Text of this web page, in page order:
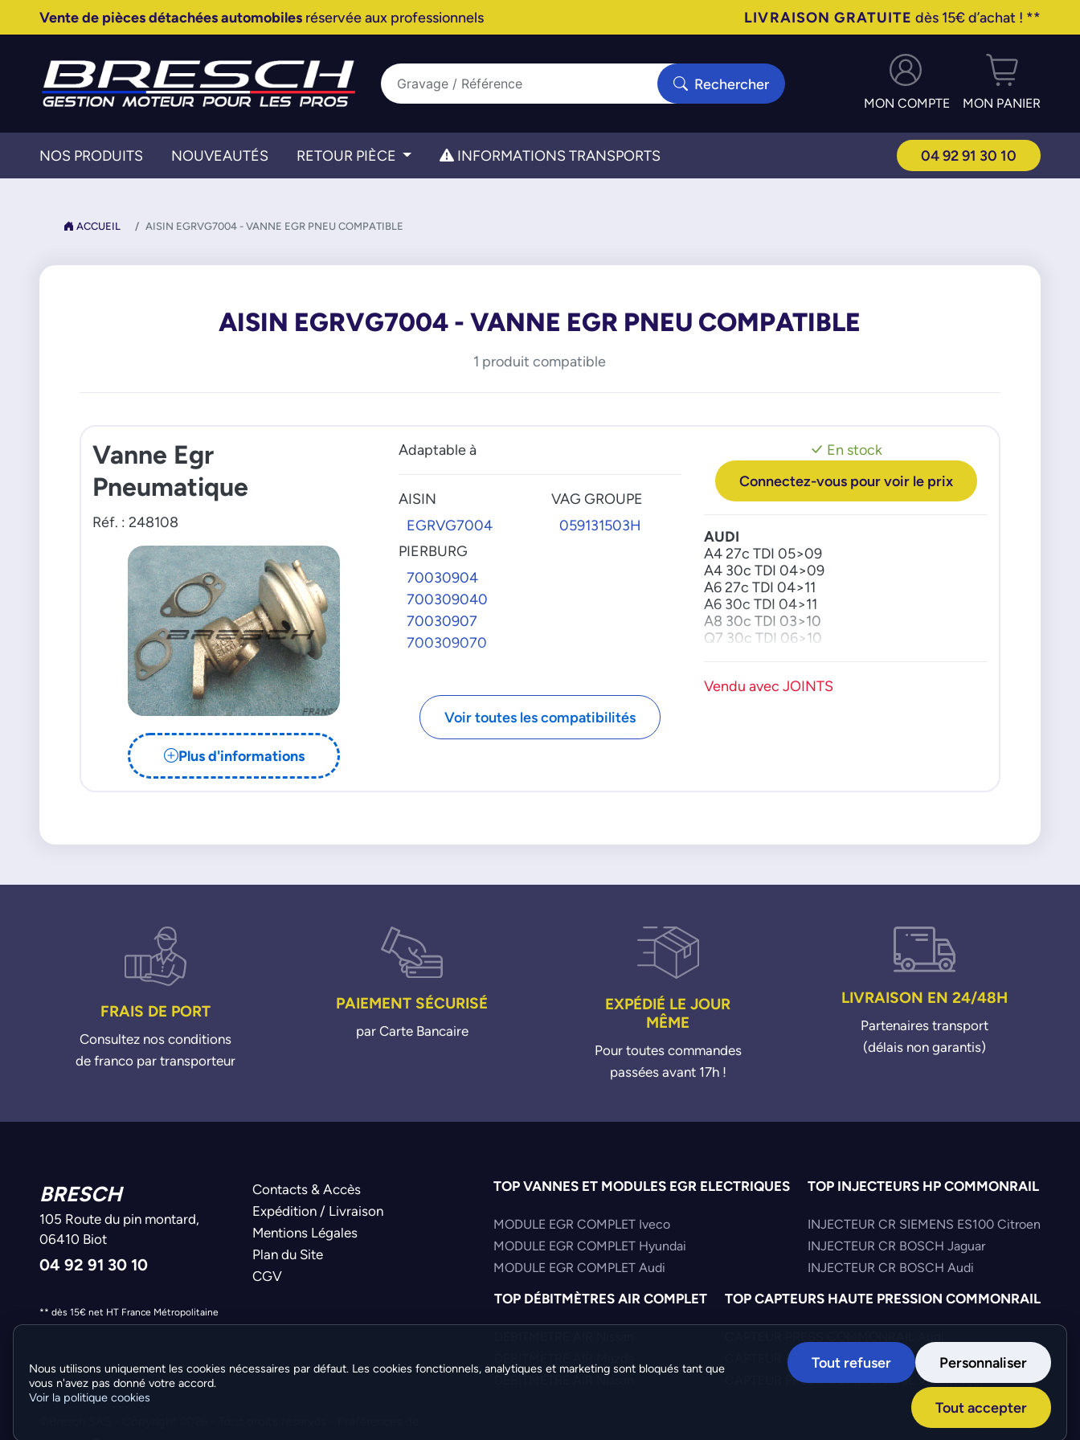
Vente de pièces détachées automobilesréservée aux professionnels LIVRAISON GRATUITE dès 15€ d’achat ! **
Rechercher
MON COMPTE MON PANIER
NOS PRODUITS NOUVEAUTÉS RETOUR PIÈCE INFORMATIONS TRANSPORTS 04 92 91 30 10
ACCUEIL AISIN EGRVG7004 - VANNE EGR PNEU COMPATIBLE
AISIN EGRVG7004 - VANNE EGR PNEU COMPATIBLE
1 produit compatible
Vanne Egr
Pneumatique
Réf. : 248108
Plus d'informations
Adaptable à
AISIN
EGRVG7004
PIERBURG
70030904
700309040
70030907
700309070
VAG GROUPE
059131503H
Voir toutes les compatibilités
En stock
Connectez-vous pour voir le prix
AUDI
A4 27c TDI 05>09
A4 30c TDI 04>09
A6 27c TDI 04>11
A6 30c TDI 04>11
A8 30c TDI 03>10
Q7 30c TDI 06>10
Phaeton 30c V6 TDI 04>
Vendu avec JOINTS
FRAIS DE PORT
Consultez nos conditions
de franco par transporteur
PAIEMENT SÉCURISÉ
par Carte Bancaire
EXPÉDIÉ LE JOUR
MÊME
Pour toutes commandes
passées avant 17h !
LIVRAISON EN 24/48H
Partenaires transport
(délais non garantis)
BRESCH
105 Route du pin montard,
06410 Biot
04 92 91 30 10
Contacts & Accès
Expédition / Livraison
Mentions Légales
Plan du Site
CGV
** dès 15€ net HT France Métropolitaine
TOP VANNES ET MODULES EGR ELECTRIQUES
MODULE EGR COMPLET Iveco
MODULE EGR COMPLET Hyundai
MODULE EGR COMPLET Audi
TOP INJECTEURS HP COMMONRAIL
INJECTEUR CR SIEMENS ES100 Citroen
INJECTEUR CR BOSCH Jaguar
INJECTEUR CR BOSCH Audi
TOP DÉBITMÈTRES AIR COMPLET
DEBITMETRE AIR Nissan
TOP CAPTEURS HAUTE PRESSION COMMONRAIL
CAPTEUR PRESS COMMONRAIL Hyundai
CAPTEUR PRESS COMMONRAIL Volkswagen
Création :
Nous utilisons uniquement les cookies nécessaires par défaut. Les cookies fonctionnels, analytiques et marketing sont bloqués tant que
vous n'avez pas donné votre accord.
Voir la politique cookies
Tout refuser Personnaliser
Tout accepter